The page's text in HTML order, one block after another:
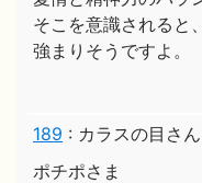
そこを意識されると
強まりそうですよ。
189 : カラスの目さん
ポチポさま